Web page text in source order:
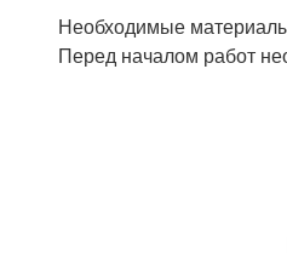
Необходимые
Перед началом работ